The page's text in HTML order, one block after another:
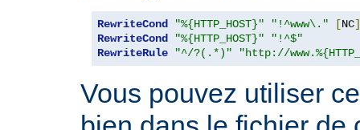
RewriteCond "%{HTTP_HOST}" "!^www\." [NC]
RewriteCond
"%{HTTP_HOST}"
"!^$"
RewriteRule
"^/?(.*)" "http://
Vous pouvez utiliser